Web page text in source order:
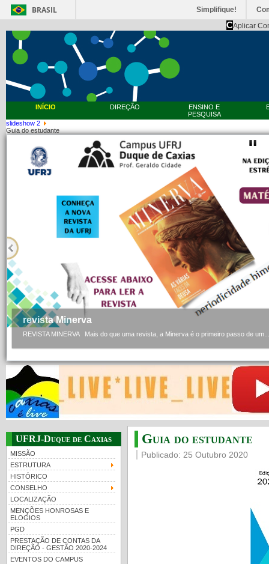
BRASIL Simplifique!
CAplicar
INÍCIO DIREÇÃO
ENSINO E
PESQUISA
slideshow 2
Guia do estudante
revista Minerva
REVISTA MINERVA Mais do que uma revista, a Minerva é o primeiro passo de um...
UFRJ-Duque de Caxias
MISSÃO
ESTRUTURA
HISTÓRICO
CONSELHO
LOCALIZAÇÃO
MENÇÕES HONROSAS E
ELOGIOS
PGD
PRESTAÇÃO DE CONTAS DA
DIREÇÃO - GESTÃO 2020-2024
EVENTOS DO CAMPUS
Guia do estudante
Publicado: 25 Outubro 2020